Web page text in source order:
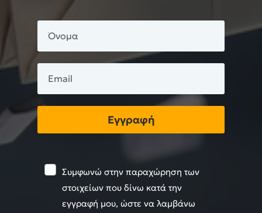
Εγγραφή
Συμφωνώ στην παραχώρηση των
στοιχείων που δίνω κατά την
εγγραφή μου, ώστε να λαμβάνω